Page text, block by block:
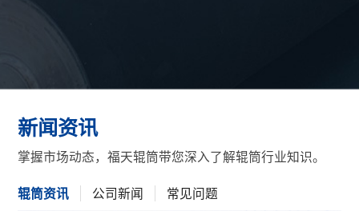
新闻资讯
掌握市场动态，福天辊筒带您深入了解辊筒行业知识。
辊筒资讯 公司新闻 常见问题